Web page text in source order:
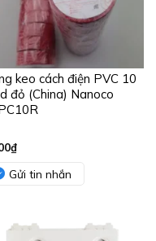
keo cách điện PVC 10
đỏ (China) Nanoco
₫
Gửi tin nhắn